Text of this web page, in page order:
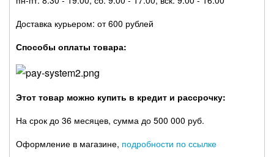
Доставка курьером: от 600 рублей
Способы оплаты товара:
Этот товар можно купить в кредит и рассрочку:
На срок до 36 месяцев, сумма до 500 000 руб.
Оформление в магазине, подробности по ссылке